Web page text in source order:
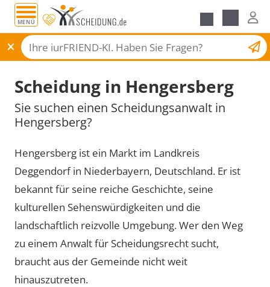
MENÜ
Scheidungsantrag
Scheidung in Hengersberg
Sie suchen einen Scheidungsanwalt in
Hengersberg?
Hengersberg ist ein Markt im Landkreis
Deggendorf in Niederbayern, Deutschland. Er ist
bekannt für seine reiche Geschichte, seine
kulturellen Sehenswürdigkeiten und die
landschaftlich reizvolle Umgebung. Wer den Weg
zu einem Anwalt für Scheidungsrecht sucht,
braucht aus der Gemeinde nicht weit
hinauszutreten.